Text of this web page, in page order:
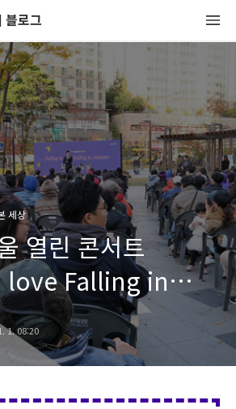
블로그
세상
열린 콘서트
Falling in
1. 08:20